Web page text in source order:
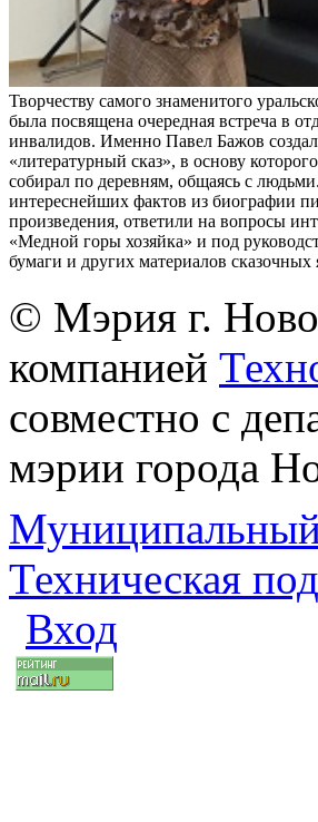
Творчеству самого знаменитого
была посвящена очередная встреча в
инвалидов. Именно Павел Бажов
«литературный сказ», в основу
собирал по деревням, общаясь с
интереснейших фактов из биографии
произведения, ответили на вопросы
«Медной горы хозяйка» и под
бумаги и других материалов сказочных
© Мэрия г.
компанией
совместно с
мэрии города
Техническая
Вход